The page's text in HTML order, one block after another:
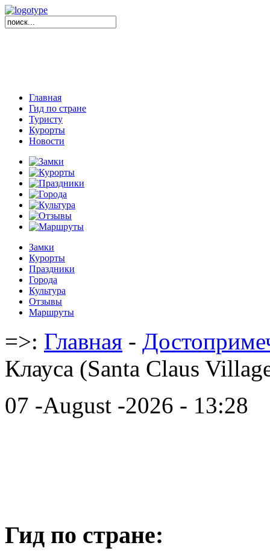
Главная
Гид по стране
Туристу
Курорты
Новости
Замки
Курорты
Праздники
Города
Культура
Отзывы
Маршруты
=>: Главная -
Клауса (Santa Claus
07 -August -2026 - 13:28
Гид по стране: